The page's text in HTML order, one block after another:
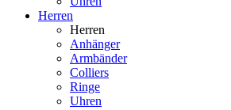
Herren
Herren
Anhänger
Armbänder
Colliers
Ringe
Uhren